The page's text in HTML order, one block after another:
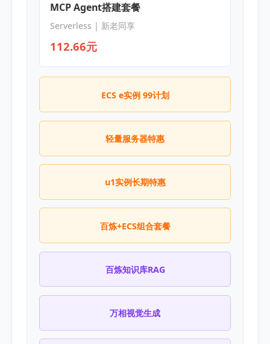
MCP Agent搭建套餐
Serverless | 新老同享
112.66元
ECS e实例 99计划
轻量服务器特惠
u1实例长期特惠
百炼+ECS组合套餐
百炼知识库RAG
万相视觉生成